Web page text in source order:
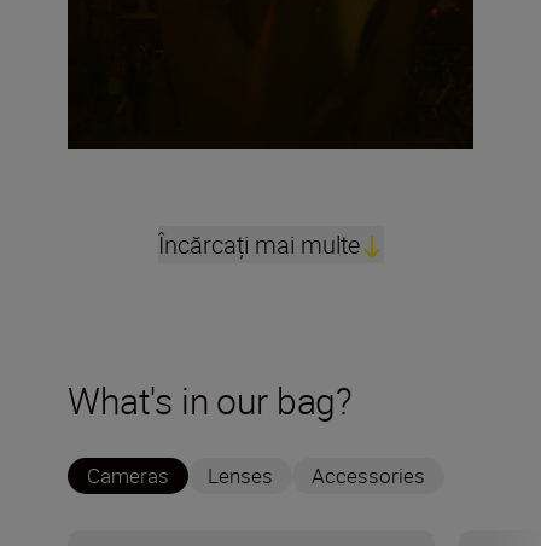
Încărcați mai multe
What's in our bag?
Cameras Lenses Accessories